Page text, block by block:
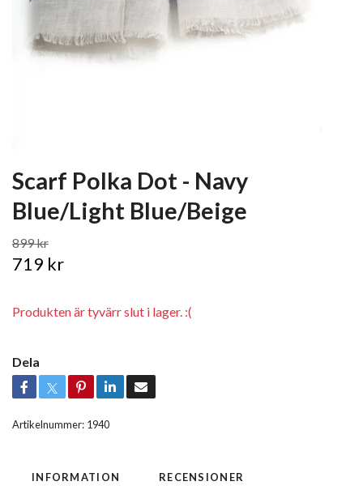
Scarf Polka Dot - Navy
Blue/Light Blue/Beige
899 kr
719 kr
Produkten är tyvärr slut i lager. :(
Dela
Artikelnummer: 1940
INFORMATION RECENSIONER